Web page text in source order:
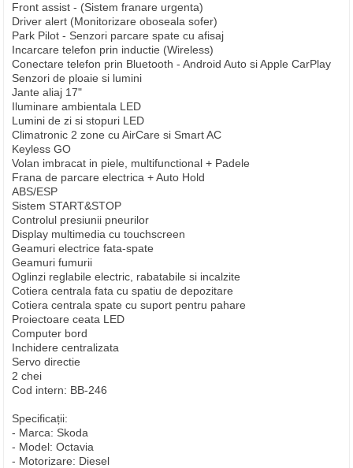
Front assist - (Sistem franare urgenta)
Driver alert (Monitorizare oboseala sofer)
Park Pilot - Senzori parcare spate cu afisaj
Incarcare telefon prin inductie (Wireless)
Conectare telefon prin Bluetooth - Android Auto si Apple CarPlay
Senzori de ploaie si lumini
Jante aliaj 17"
Iluminare ambientala LED
Lumini de zi si stopuri LED
Climatronic 2 zone cu AirCare si Smart AC
Keyless GO
Volan imbracat in piele, multifunctional + Padele
Frana de parcare electrica + Auto Hold
ABS/ESP
Sistem START&STOP
Controlul presiunii pneurilor
Display multimedia cu touchscreen
Geamuri electrice fata-spate
Geamuri fumurii
Oglinzi reglabile electric, rabatabile si incalzite
Cotiera centrala fata cu spatiu de depozitare
Cotiera centrala spate cu suport pentru pahare
Proiectoare ceata LED
Computer bord
Inchidere centralizata
Servo directie
2 chei
Cod intern: BB-246
Specificații:
- Marca: Skoda
- Model: Octavia
- Motorizare: Diesel